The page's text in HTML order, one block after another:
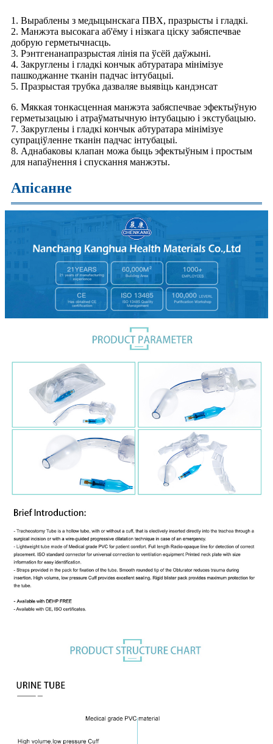
1. Выраблены з медыцынскага ПВХ, празрысты і гладкі.
2. Манжэта высокага аб'ёму і нізкага ціску забяспечвае
добрую герметычнасць.
3. Рэнтгенанапразрыстая лінія па ўсёй даўжыні.
4. Закруглены і гладкі кончык абтуратара мінімізуе
пашкоджанне тканін падчас інтубацыі.
5. Празрыстая трубка дазваляе выявіць кандэнсат
6. Мяккая тонкасценная манжэта забяспечвае эфектыўную
герметызацыю і атраўматычную інтубацыю і экстубацыю.
7. Закруглены і гладкі кончык абтуратара мінімізуе
супраціўленне тканін падчас інтубацыі.
8. Аднабаковы клапан можа быць эфектыўным і простым
для напаўнення і спускання манжэты.
Апісанне